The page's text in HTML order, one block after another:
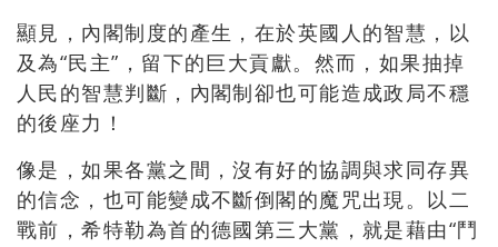
顯見，內閣制度的產生，在於英國人的智慧，以
及為“民主”，留下的巨大貢獻。然而，如果抽掉
人民的智慧判斷，內閣制卻也可能造成政局不穩
的後座力！
像是，如果各黨之間，沒有好的協調與求同存異
的信念，也可能變成不斷倒閣的魔咒出現。以二
戰前，希特勒為首的德國第三大黨，就是藉由“鬥